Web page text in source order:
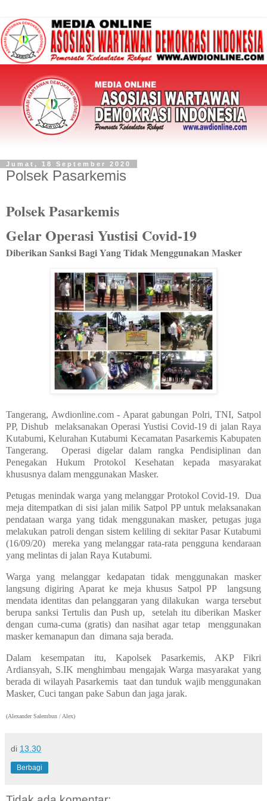
Jumat, 18 September 2020
Polsek Pasarkemis
Polsek Pasarkemis
Gelar Operasi Yustisi Covid-19
Diberikan Sanksi Bagi Yang Tidak Menggunakan Masker
Tangerang, Awdionline.com - Aparat gabungan Polri, TNI, Satpol
PP, Dishub melaksanakan Operasi Yustisi Covid-19 di jalan Raya
Kutabumi, Kelurahan Kutabumi Kecamatan Pasarkemis Kabupaten
Tangerang. Operasi digelar dalam rangka Pendisiplinan dan
Penegakan Hukum Protokol Kesehatan kepada masyarakat
khususnya dalam menggunakan Masker.
Petugas menindak warga yang melanggar Protokol Covid-19. Dua
meja ditempatkan di sisi jalan milik Satpol PP untuk melaksanakan
pendataan warga yang tidak menggunakan masker, petugas juga
melakukan patroli dengan sistem keliling di sekitar Pasar Kutabumi
(16/09/20) mereka yang melanggar rata-rata pengguna kendaraan
yang melintas di jalan Raya Kutabumi.
Warga yang melanggar kedapatan tidak menggunakan masker
langsung digiring Aparat ke meja khusus Satpol PP langsung
mendata identitas dan pelanggaran yang dilakukan warga tersebut
berupa sanksi Tertulis dan Push up, setelah itu diberikan Masker
dengan cuma-cuma (gratis) dan nasihat agar tetap menggunakan
masker kemanapun dan dimana saja berada.
Dalam kesempatan itu, Kapolsek Pasarkemis, AKP Fikri
Ardiansyah, S.IK menghimbau mengajak Warga masyarakat yang
berada di wilayah Pasarkemis taat dan tunduk wajib menggunakan
Masker, Cuci tangan pake Sabun dan jaga jarak.
(Alexander Salembun / Alex)
di 13.30
Berbagi